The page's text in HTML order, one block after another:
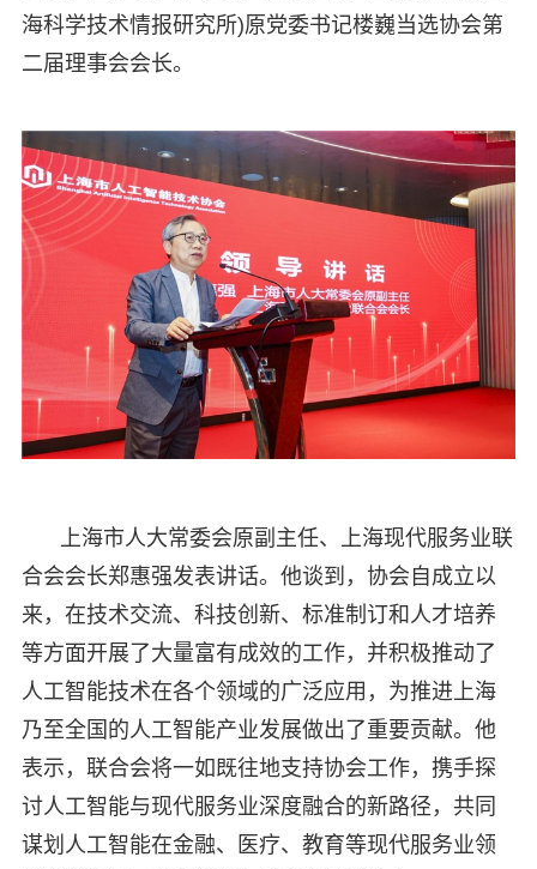
海科学技术情报研究所)原党委书记楼巍当选协会第
二届理事会会长。
上海市人大常委会原副主任、上海现代服务业联
合会会长郑惠强发表讲话。他谈到，协会自成立以
来，在技术交流、科技创新、标准制订和人才培养
等方面开展了大量富有成效的工作，并积极推动了
人工智能技术在各个领域的广泛应用，为推进上海
乃至全国的人工智能产业发展做出了重要贡献。他
表示，联合会将一如既往地支持协会工作，携手探
讨人工智能与现代服务业深度融合的新路径，共同
谋划人工智能在金融、医疗、教育等现代服务业领